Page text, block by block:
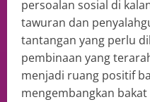
persoalan sosial di
tawuran dan
tantangan yang perlu
pembinaan yang
menjadi ruang positif
mengembangkan